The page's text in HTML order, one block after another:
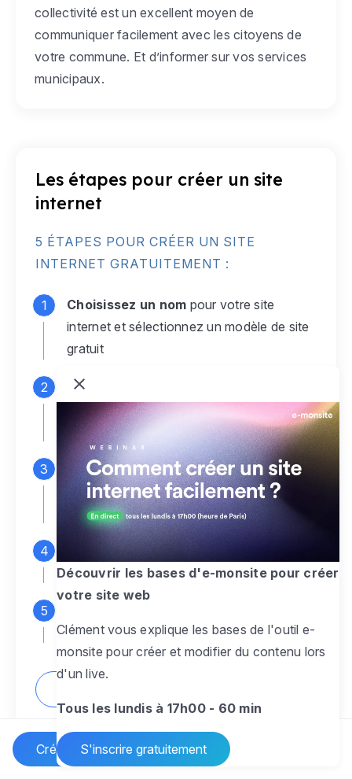
Créer un site Internet
collectivité est un excellent moyen de
communiquer facilement avec les citoyens de
votre commune. Et d’informer sur vos services
municipaux.
Les étapes pour créer un site
internet
5 ÉTAPES POUR CRÉER UN SITE
INTERNET GRATUITEMENT :
Choisissez un nom pour votre site
internet et sélectionnez un modèle de site
gratuit
Connectez-vous
monsite gratuit pour accéder à votre
espace d'administration
Personnalisez entièrement le
designpour créer un site web sur-mesure,
à votre image
Ajoutez des pagessans limite pour
présenter votre activité, votre passion
pour rendre votre site dynamique
Découvrir les bases d'e-monsite pour créer
votre site web
Clément vous explique les bases de l'outil e-
monsite pour créer et modifier du contenu lors
d'un live.
Tous les lundis à 17h00 - 60 min
S'inscrire gratuitement